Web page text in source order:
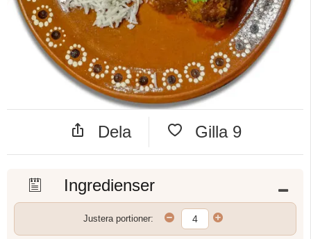
Dela Gilla 9
Ingredienser
Justera portioner: